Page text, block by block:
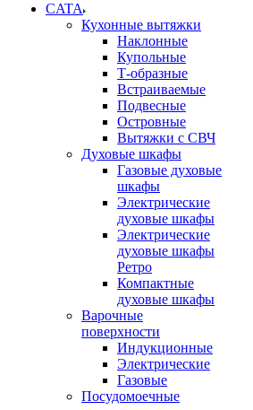
CATA
Кухонные вытяжки
Наклонные
Купольные
Т-образные
Встраиваемые
Подвесные
Островные
Вытяжки с СВЧ
Духовые шкафы
Газовые духовые
шкафы
Электрические
духовые шкафы
Электрические
духовые шкафы
Ретро
Компактные
духовые шкафы
Варочные
поверхности
Индукционные
Электрические
Газовые
Посудомоечные